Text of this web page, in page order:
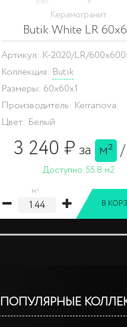
Керамогранит
Butik White LR
Артикул: K-2020/LR/
Коллекция: Butik
Размеры: 60x60x1
Производитель: Kerranova
Цвет: Белый
3 240 ₽за м² /
Доступно:55.8 м2
м²
В
ПОПУЛЯРНЫЕ